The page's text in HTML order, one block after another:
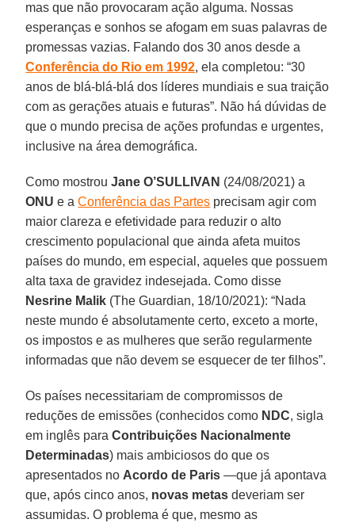
mas que não provocaram ação alguma. Nossas
esperanças e sonhos se afogam em suas palavras de
promessas vazias. Falando dos 30 anos desde a
Conferência do Rio em 1992, ela completou: “30
anos de blá-blá-blá dos líderes mundiais e sua traição
com as gerações atuais e futuras”. Não há dúvidas de
que o mundo precisa de ações profundas e urgentes,
inclusive na área demográfica.
Como mostrouJane O’SULLIVAN (24/08/2021) a
ONU e aConferência das Partes precisam agir com
maior clareza e efetividade para reduzir o alto
crescimento populacional que ainda afeta muitos
países do mundo, em especial, aqueles que possuem
alta taxa de gravidez indesejada. Como disse
Nesrine Malik (The Guardian, 18/10/2021): “Nada
neste mundo é absolutamente certo, exceto a morte,
os impostos e as mulheres que serão regularmente
informadas que não devem se esquecer de ter filhos”.
Os países necessitariam de compromissos de
reduções de emissões (conhecidos como NDC, sigla
em inglês paraContribuições Nacionalmente
Determinadas) mais ambiciosos do que os
apresentados no Acordo de Paris —que já apontava
que, após cinco anos, novas metas deveriam ser
assumidas. O problema é que, mesmo as